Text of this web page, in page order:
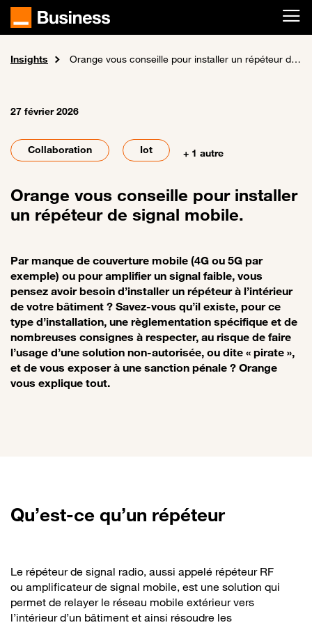
Passer au contenu principal
Accueil
Actualités
Insights Orange vous conseille pour installer un répéteur de signal mobile.
27 février 2026
Collaboration Iot + 1 autre
Orange vous conseille pour installer
un répéteur de signal mobile.
Par manque de couverture mobile (4G ou 5G par
exemple) ou pour amplifier un signal faible, vous
pensez avoir besoin d’installer un répéteur à l’intérieur
de votre bâtiment ? Savez-vous qu’il existe, pour ce
type d’installation, une règlementation spécifique et de
nombreuses consignes à respecter, au risque de faire
l’usage d’une solution non-autorisée, ou dite « pirate »,
et de vous exposer à une sanction pénale ? Orange
vous explique tout.
Qu’est-ce qu’un répéteur
Le répéteur de signal radio, aussi appelé répéteur RF
ou amplificateur de signal mobile, est une solution qui
permet de relayer le réseau mobile extérieur vers
l’intérieur d’un bâtiment et ainsi résoudre les